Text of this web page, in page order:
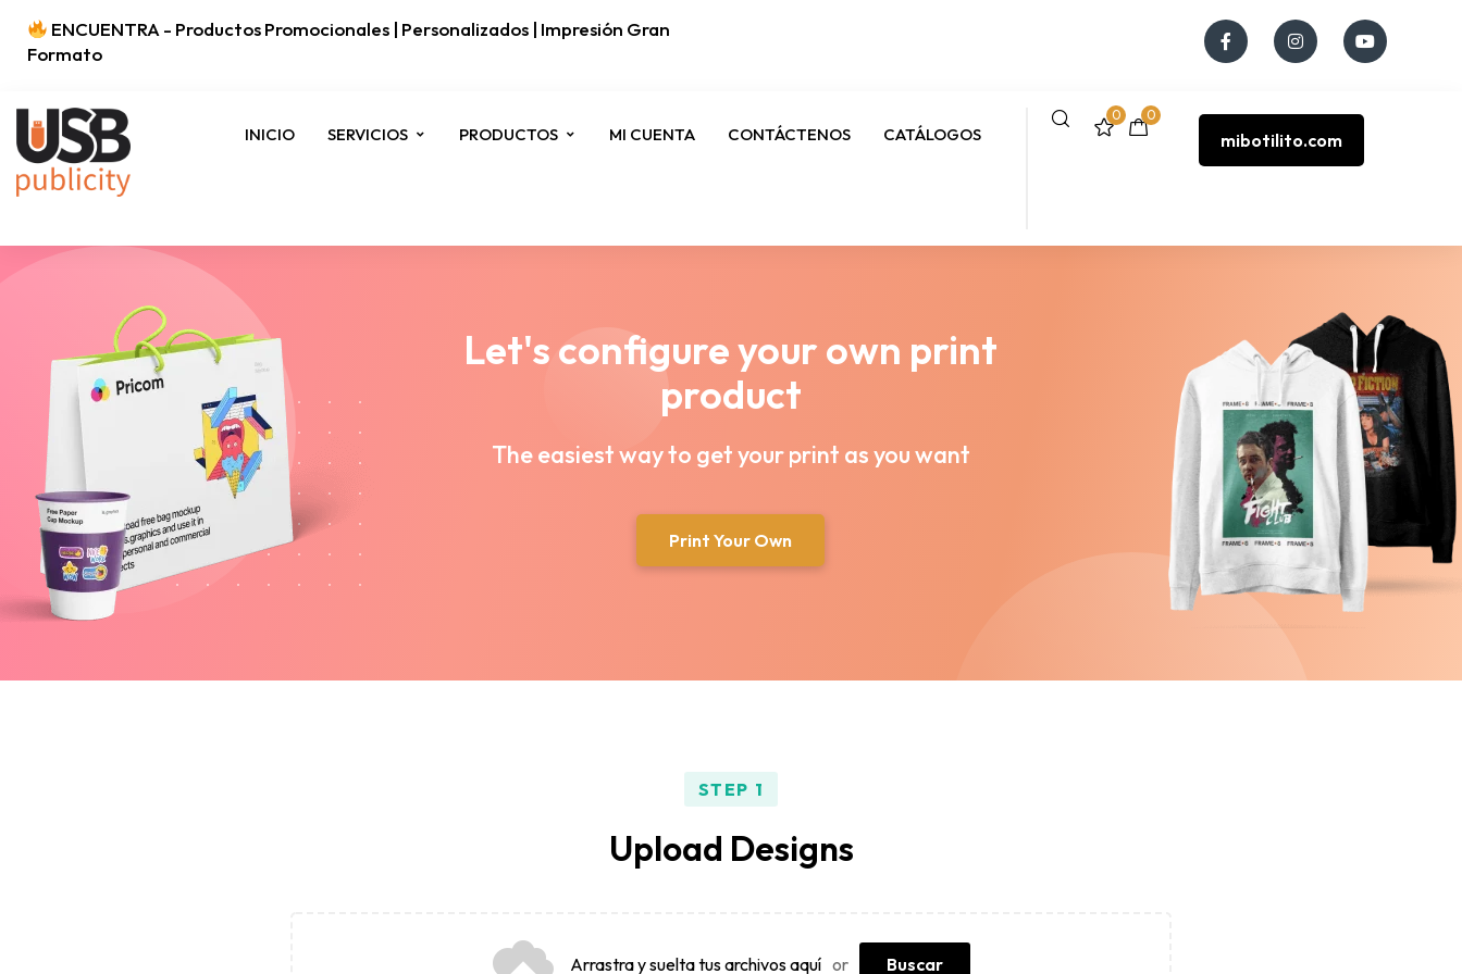
ENCUENTRA - Productos Promocionales | Personalizados | Impresión Gran
Formato
INICIO SERVICIOS PRODUCTOS MI CUENTA CONTÁCTENOS CATÁLOGOS
0 0
mibotilito.com
Let's configure your own print
product
The easiest way to get your print as you want
Print Your Own
STEP 1
Upload Designs
Arrastra y suelta tus archivos aquí or Buscar